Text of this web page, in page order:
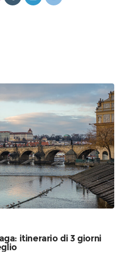
itinerario di 3 giorni
Privacy & Cookies Policy